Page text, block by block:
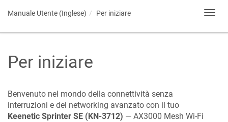
Manuale Utente (Inglese) Per iniziare
Per iniziare
Benvenuto nel mondo della connettività senza
interruzioni e del networking avanzato con il tuo
Keenetic Sprinter SE (KN-3712) — AX3000 Mesh Wi-Fi